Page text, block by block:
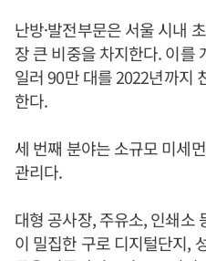
난방·발전부문은 서울 시내
장 큰 비중을 차지한다. 이를
일러 90만 대를 2022년까지
한다.
세 번째 분야는 소규모 미세
관리다.
대형 공사장, 주유소, 인쇄소
이 밀집한 구로 디지털단지,